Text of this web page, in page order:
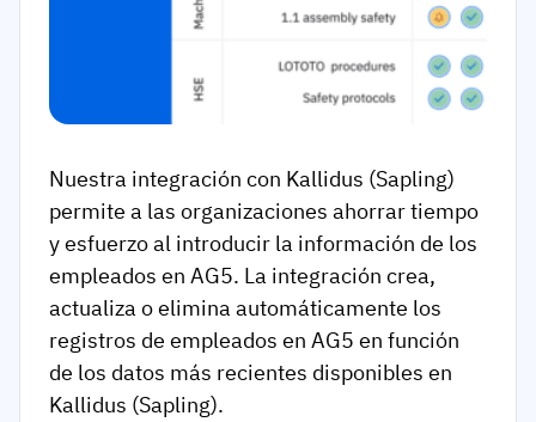
Nuestra integración con Kallidus (Sapling)
permite a las organizaciones ahorrar tiempo
y esfuerzo al introducir la información de los
empleados en AG5. La integración crea,
actualiza o elimina automáticamente los
registros de empleados en AG5 en función
de los datos más recientes disponibles en
Kallidus (Sapling).